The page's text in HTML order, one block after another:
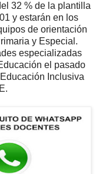
32 % de la plantilla
y estarán en los
de orientación
y Especial.
especializadas
el pasado
Inclusiva